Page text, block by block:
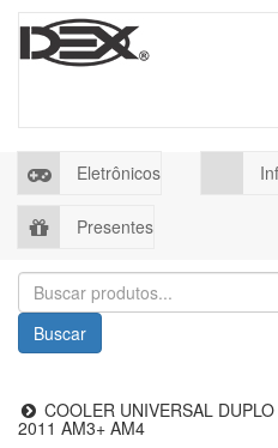
Eletrônicos
Presentes
Buscar
COOLER UNIVERSAL
2011 AM3+ AM4